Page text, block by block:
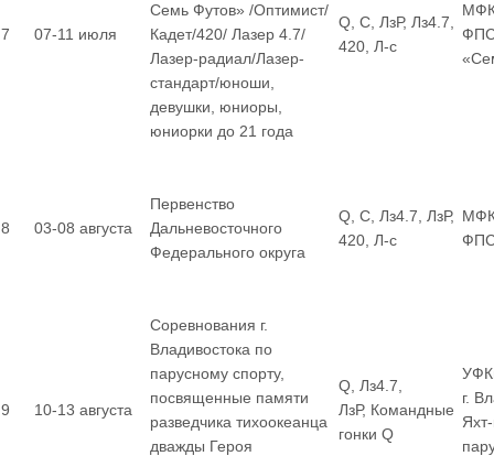
7 07-11 июля
Семь Футов» /Оптимист/
Кадет/420/ Лазер 4.7/
Лазер-радиал/Лазер-
стандарт/юноши,
девушки, юниоры,
юниорки до 21 года
Q, С, ЛзР, Лз4.7,
420, Л-с
8 03-08 августа
Первенство
Дальневосточного
Федерального округа
Q, С, Лз4.7, ЛзР,
420, Л-с
9 10-13 августа
Соревнования г.
Владивостока по
парусному спорту,
посвященные памяти
разведчика тихоокеанца
дважды Героя
Q, Лз4.7,
ЛзР, Командные
гонки Q
г.